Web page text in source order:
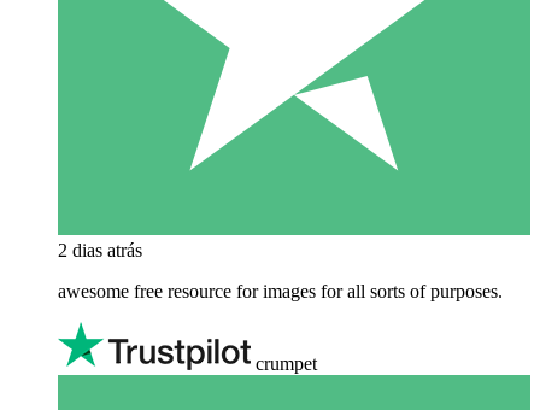
2 dias atrás
awesome free resource for images for all sorts of purposes.
crumpet